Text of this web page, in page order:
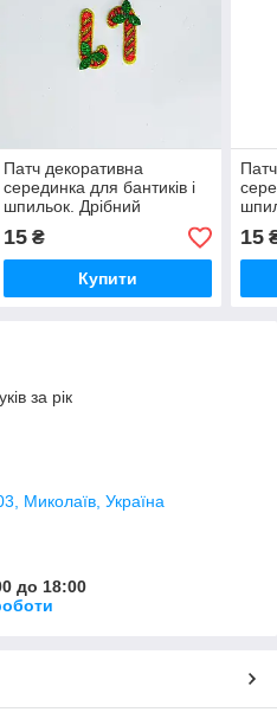
Патч декоративна
серединка для бантиків і
шпильок. Дрібний
новорічний декор
"Карамель", набір 2 шт.
15₴
Купити
шт
15
за рік
Миколаїв, Україна
до 18:00